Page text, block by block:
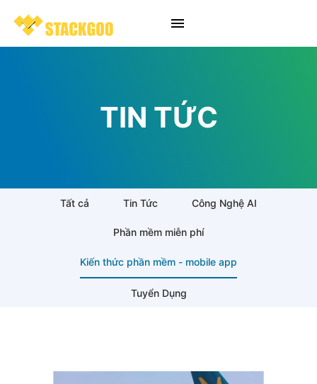
TIN TỨC
Tất cả Tin Tức Công Nghệ AI
Phần mềm miễn phí
Kiến thức phần mềm - mobile app
Tuyển Dụng